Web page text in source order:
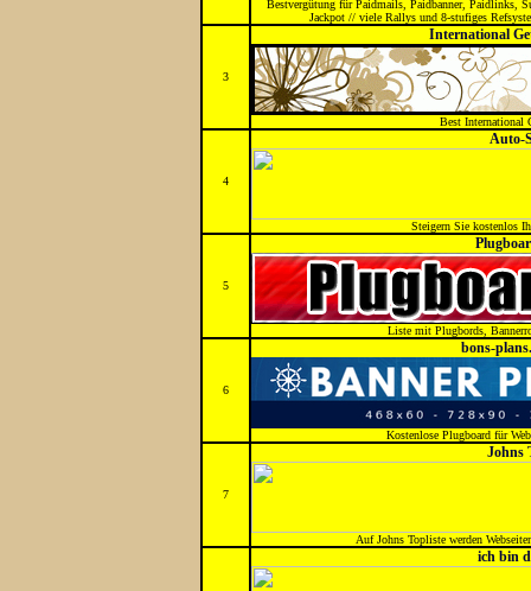
Bestvergütung für Paidmails, Paidbanner,
Jackpot // viele Rallys und 8-stufiges
3
International
Best International
4
Auto-
Steigern Sie kostenlos
5
Liste mit Plugbords,
6
bons-
Kostenlose Plugboard für
7
Johns
Auf Johns Topliste werden
ich bin